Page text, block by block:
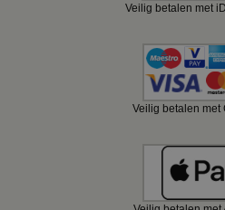
Veilig betalen met
Veilig betalen met